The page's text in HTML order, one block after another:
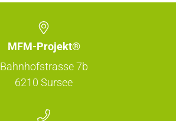
MFM-Projekt®
Bahnhofstrasse 7b
6210 Sursee